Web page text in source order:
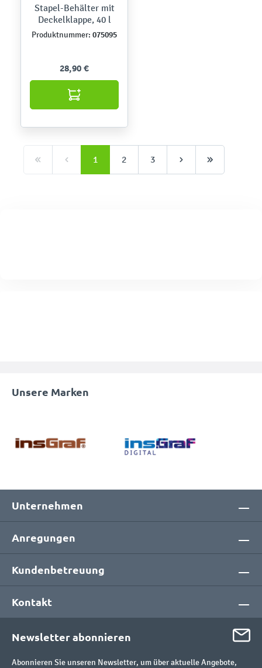
Stapel-Behälter mit
Deckelklappe, 40 l
Produktnummer: 075095
28,90 €
1 2 3
Unsere Marken
Unternehmen
Anregungen
Kundenbetreuung
Kontakt
Newsletter abonnieren
Abonnieren Sie unseren Newsletter, um über aktuelle Angebote,